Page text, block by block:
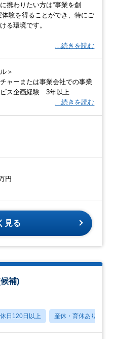
携わりたい方は“事業を創
体験を得ることができ、特にご
る環境です。
…続きを読む
＞
チャーまたは事業会社での事業
ス企画経験 3年以上
…続きを読む
円
見る
補)
休日120日以上 産休・育休あり